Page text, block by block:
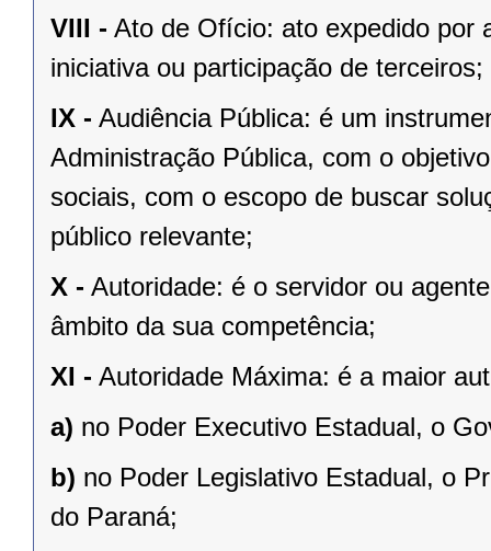
VIII - Ato de Ofício: ato expedido por
iniciativa ou participação de terceiros;
IX - Audiência Pública: é um
Administração Pública, com o
sociais, com o escopo de buscar
público relevante;
X - Autoridade: é o servidor ou
âmbito da sua competência;
XI - Autoridade Máxima: é a maior
a) no Poder Executivo Estadual, o
b) no Poder Legislativo Estadual, o
do Paraná;